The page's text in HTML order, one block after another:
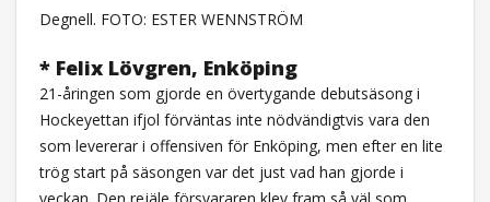
Degnell. FOTO: ESTER WENNSTRÖM
* Felix Lövgren, Enköping
21-åringen som gjorde en övertygande debutsäsong i
Hockeyettan ifjol förväntas inte nödvändigtvis vara den
som levererar i offensiven för Enköping, men efter en lite
trög start på säsongen var det just vad han gjorde i
veckan. Den rejäle försvararen klev fram så väl som